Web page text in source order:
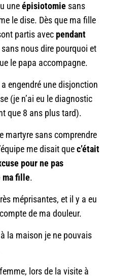
uneépisiotomie sans
le dise. Dès que ma fille
partis avec pendant
sans nous dire pourquoi et
le papa accompagne.
engendré une disjonction
(je n’ai eu le diagnostic
que 8 ans plus tard).
martyre sans comprendre
me disait quec’était
pour ne pas
ma fille.
méprisantes, et il y a eu
de ma douleur.
la maison je ne pouvais
lors de la visite à